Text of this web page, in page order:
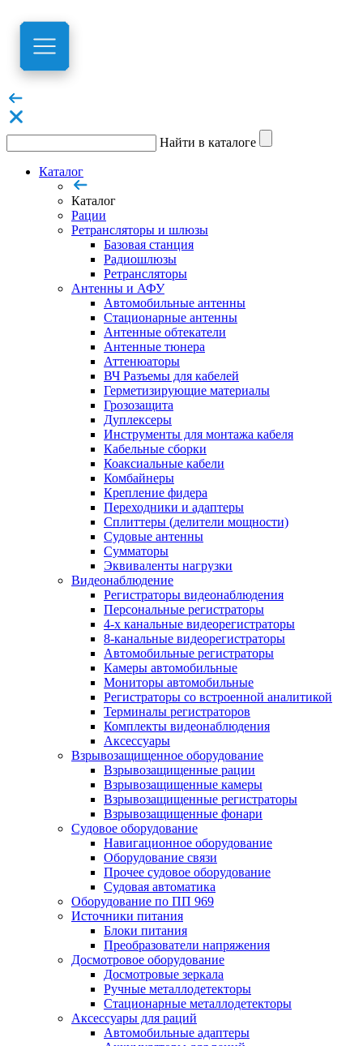
Найти в каталоге
Каталог
Каталог
Рации
Ретрансляторы и шлюзы
Базовая станция
Радиошлюзы
Ретрансляторы
Антенны и АФУ
Автомобильные антенны
Стационарные антенны
Антенные обтекатели
Антенные тюнера
Аттенюаторы
ВЧ Разъемы для кабелей
Герметизирующие материалы
Грозозащита
Дуплексеры
Инструменты для монтажа кабеля
Кабельные сборки
Коаксиальные кабели
Комбайнеры
Крепление фидера
Переходники и адаптеры
Сплиттеры (делители мощности)
Судовые антенны
Сумматоры
Эквиваленты нагрузки
Видеонаблюдение
Регистраторы видеонаблюдения
Персональные регистраторы
4-х канальные видеорегистраторы
8-канальные видеорегистраторы
Автомобильные регистраторы
Камеры автомобильные
Мониторы автомобильные
Регистраторы со встроенной аналитикой
Терминалы регистраторов
Комплекты видеонаблюдения
Аксессуары
Взрывозащищенное оборудование
Взрывозащищенные рации
Взрывозащищенные камеры
Взрывозащищенные регистраторы
Взрывозащищенные фонари
Судовое оборудование
Навигационное оборудование
Оборудование связи
Прочее судовое оборудование
Судовая автоматика
Оборудование по ПП 969
Источники питания
Блоки питания
Преобразователи напряжения
Досмотровое оборудование
Досмотровые зеркала
Ручные металлодетекторы
Стационарные металлодетекторы
Аксессуары для раций
Автомобильные адаптеры